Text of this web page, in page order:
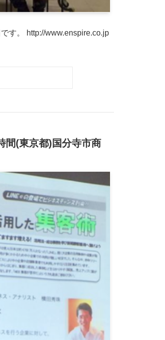
す。 http://www.enspire.co.jp
間(東京都)国分寺市商